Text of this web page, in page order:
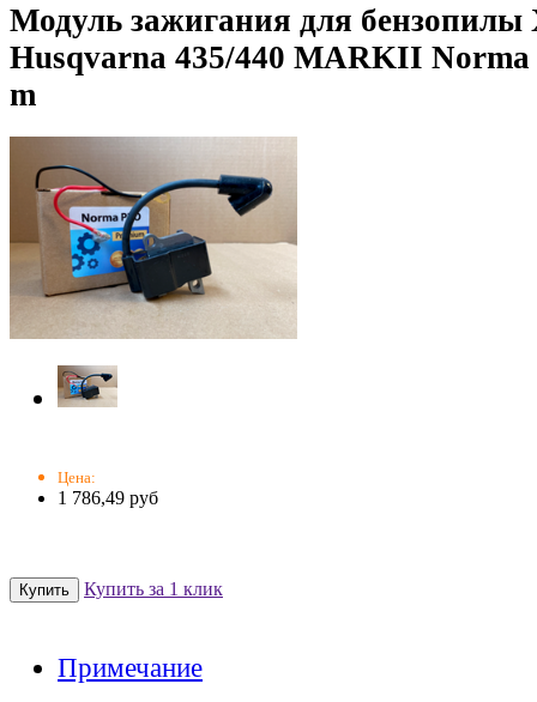
Модуль зажигания для бензопилы
Husqvarna 435/440 MARKII
m
Цена:
1 786,49 руб
Купить за 1 клик
Примечание